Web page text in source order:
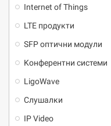
Internet of Things
LTE продукти
SFP оптични модули
Kонферентни системи
LigoWave
Слушалки
IP Video